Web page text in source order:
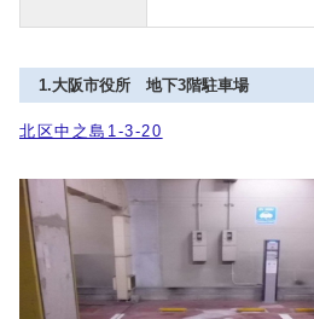
1.大阪市役所 地下3階駐車場
北区中之島1‐3‐20